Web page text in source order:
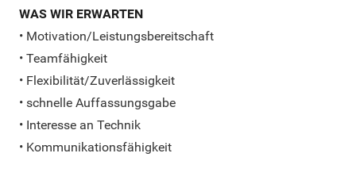
WAS WIR ERWARTEN
• Motivation/Leistungsbereitschaft
• Teamfähigkeit
• Flexibilität/Zuverlässigkeit
• schnelle Auffassungsgabe
• Interesse an Technik
• Kommunikationsfähigkeit